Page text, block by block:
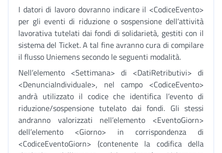
I datori di lavoro dovranno indicare il <CodiceEvento>
per gli eventi di riduzione o sospensione dell’attività
lavorativa tutelati dai fondi di solidarietà, gestiti con il
sistema del Ticket. A tal fine avranno cura di compilare
il flusso Uniemens secondo le seguenti modalità.
Nell’elemento <Settimana> di <DatiRetributivi> di
<DenunciaIndividuale>, nel campo <CodiceEvento>
andrà utilizzato il codice che identifica l’evento di
riduzione/sospensione tutelato dai fondi. Gli stessi
andranno valorizzati nell’elemento <EventoGiorn>
dell’elemento <Giorno> in corrispondenza di
<CodiceEventoGiorn> (contenente la codifica della